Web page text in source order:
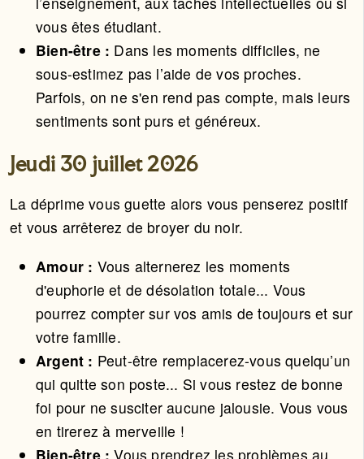
vous êtes étudiant.
Bien-être : Dans les moments difficiles, ne
sous-estimez pas l’aide de vos proches.
Parfois, on ne s'en rend pas compte, mais leurs
sentiments sont purs et généreux.
Jeudi 30 juillet 2026
La déprime vous guette alors vous penserez positif
et vous arrêterez de broyer du noir.
Amour : Vous alternerez les moments
d'euphorie et de désolation totale... Vous
pourrez compter sur vos amis de toujours et sur
votre famille.
Argent : Peut-être remplacerez-vous quelqu’un
qui quitte son poste... Si vous restez de bonne
foi pour ne susciter aucune jalousie. Vous vous
en tirerez à merveille !
Bien-être :Vous prendrez les problèmes au